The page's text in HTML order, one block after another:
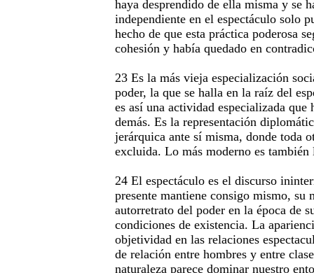
haya desprendido de ella misma y se
independiente en el espectáculo solo
hecho de que esta práctica poderosa
cohesión y había quedado en
23 Es la más vieja especialización
poder, la que se halla en la raíz del
es así una actividad especializada que
demás. Es la representación
jerárquica ante sí misma, donde toda
excluida. Lo más moderno es también
24 El espectáculo es el discurso
presente mantiene consigo mismo, su
autorretrato del poder en la época de
condiciones de existencia. La
objetividad en las relaciones
de relación entre hombres y entre
naturaleza parece dominar nuestro